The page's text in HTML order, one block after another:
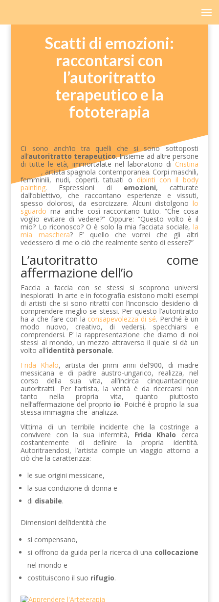
Scatti di emozioni:
raccontarsi con
l’autoritratto
terapeutico e la
fototerapia
Ci sono anch’io tra quelli che si sono sottoposti
all’autoritratto terapeutico. Insieme ad altre persone
di tutte le età, immortalate nel laboratorio di Cristina
, artista spagnola contemporanea. Corpi maschili,
femminili, nudi, coperti, tatuati o dipinti con il body
painting. Espressioni di emozioni, catturate
dall’obiettivo, che raccontano esperienze e vissuti,
spesso dolorosi, da esorcizzare. Alcuni distolgono lo
sguardo ma anche così raccontano tutto. “Che cosa
voglio evitare di vedere?” Oppure: “Questo volto è il
mio? Lo riconosco? O è solo la mia facciata sociale, la
mia maschera? E’ quello che vorrei che gli altri
vedessero di me o ciò che realmente sento di essere?”
L’autoritratto come
affermazione dell’io
Faccia a faccia con se stessi si scoprono universi
inesplorati. In arte e in fotografia esistono molti esempi
di artisti che si sono ritratti con l’inconscio desiderio di
comprendere meglio se stessi. Per questo l’autoritratto
ha a che fare con la consapevolezza di sé. Perché è un
modo nuovo, creativo, di vedersi, specchiarsi e
comprendersi. E’ la rappresentazione che diamo di noi
stessi al mondo, un mezzo attraverso il quale si dà un
volto all’identità personale.
Frida Khalo, artista dei primi anni del’900, di madre
messicana e di padre austro-ungarico, realizza, nel
corso della sua vita, all’incirca cinquantacinque
autoritratti. Per l’artista, la verità è da ricercarsi non
tanto nella propria vita, quanto piuttosto
nell’affermazione del proprio io. Poiché è proprio la sua
stessa immagina che analizza.
Vittima di un terribile incidente che la costringe a
convivere con la sua infermità, Frida Khalo cerca
costantemente di definire la propria identità.
Autoritraendosi, l’artista compie un viaggio attorno a
ciò che la caratterizza:
le sue origini messicane,
la sua condizione di donna e
di disabile.
Dimensioni dell’identità che
si compensano,
si offrono da guida per la ricerca di una collocazione
nel mondo e
costituiscono il suo rifugio.